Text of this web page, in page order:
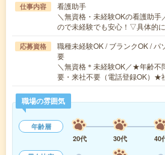
仕事内容
看護助手
＼無資格・未経験OKの看護助
ので未経験でも安心！▽具体的
応募資格
職種未経験OK / ブランクOK / パ
要
＼無資格＊未経験OK／★年齢
要・来社不要（電話登録OK）★
職場の雰囲気
年齢層
20代
30代 40